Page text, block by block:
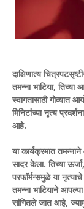
दाक्षिणात्य
तमन्ना भाटिया,
स्वागतासाठी गोव्यात
मिनिटांच्या नृत्य
आहे.
या कार्यक्रमात
सादर केला. तिच्या
परफॉर्मन्समुळे या
तमन्ना भाटियाने
सांगितले जात आहे,